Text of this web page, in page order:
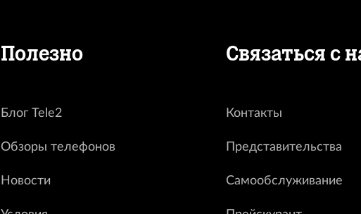
Полезно
Блог Tele2
Обзоры телефонов
Новости
Связаться с
Контакты
Представительства
Самообслуживание